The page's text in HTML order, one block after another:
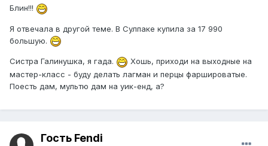
Блин!!!
Я отвечала в другой теме. В Сулпаке купила за 17 990
большую.
Систра Галинушка, я гада.
Хошь, приходи на выходные на
мастер-класс - буду делать лагман и перцы фаршироватые.
Поесть дам, мультю дам на уик-енд, а?
Гость Fendi